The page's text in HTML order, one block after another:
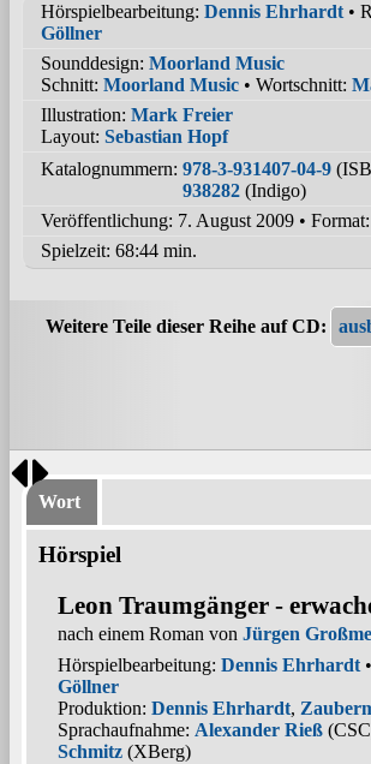
Hörspielbearbeitung: Dennis Ehrhardt •
Göllner
Sounddesign: Moorland Music
Schnitt: Moorland Music • Wortschnitt:
Illustration: Mark Freier
Layout: Sebastian Hopf
Katalognummern: 978-3-931407-04-9
938282 (Indigo)
Veröffentlichung: 7. August 2009 •
Spielzeit: 68:44 min.
Weitere Teile dieser Reihe auf CD:
Wort
Hörspiel
Leon Traumgänger -
nach einem Roman von Jürgen
Hörspielbearbeitung: Dennis Ehrhardt
Göllner
Produktion: Dennis Ehrhardt,
Sprachaufnahme: Alexander Rieß
Schmitz (XBerg)